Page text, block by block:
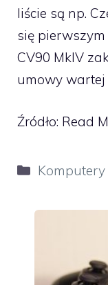
liście są np.
się
CV90 MkIV
umowy wartej
Źródło: Read
Kategorie
Komputery